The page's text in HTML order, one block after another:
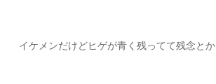
イケメンだけどヒゲが青く残ってて残念とか